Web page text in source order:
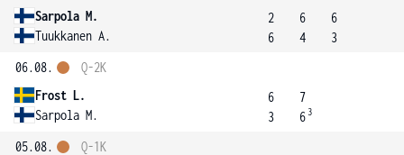
Sarpola M.
Tuukkanen A.
2
6
6
4
6
3
06.08.
Frost L.
Sarpola M.
Q-2K
6
3
7
6 3
05.08.
Q-1K